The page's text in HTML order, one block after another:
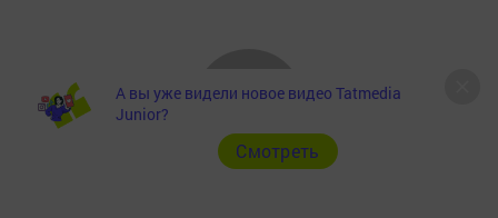
А вы уже видели новое видео Tatmedia
Junior?
Cмотреть